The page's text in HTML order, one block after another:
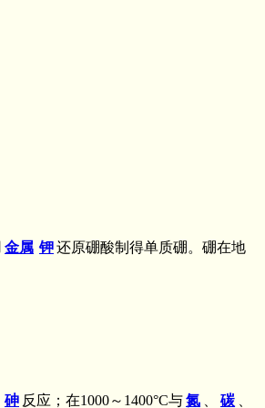
金属 钾还原硼酸制得单质硼。硼在地
砷 反应；在1000～1400°C与氮 碳